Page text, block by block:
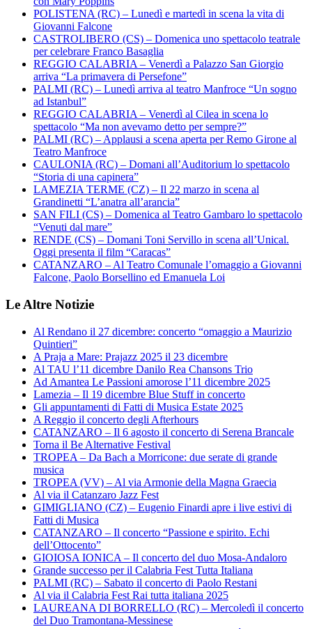
POLISTENA (RC) – Lunedì e martedì in scena la vita di
Giovanni Falcone
CASTROLIBERO (CS) – Domenica uno spettacolo teatrale
per celebrare Franco Basaglia
REGGIO CALABRIA – Venerdì a Palazzo San Giorgio
arriva “La primavera di Persefone”
PALMI (RC) – Lunedì arriva al teatro Manfroce “Un sogno
ad Istanbul”
REGGIO CALABRIA – Venerdì al Cilea in scena lo
spettacolo “Ma non avevamo detto per sempre?”
PALMI (RC) – Applausi a scena aperta per Remo Girone al
Teatro Manfroce
CAULONIA (RC) – Domani all’Auditorium lo spettacolo
“Storia di una capinera”
LAMEZIA TERME (CZ) – Il 22 marzo in scena al
Grandinetti “L’anatra all’arancia”
SAN FILI (CS) – Domenica al Teatro Gambaro lo spettacolo
“Venuti dal mare”
RENDE (CS) – Domani Toni Servillo in scena all’Unical.
Oggi presenta il film “Caracas”
CATANZARO – Al Teatro Comunale l’omaggio a Giovanni
Falcone, Paolo Borsellino ed Emanuela Loi
Le Altre Notizie
Al Rendano il 27 dicembre: concerto “omaggio a Maurizio
Quintieri”
A Praja a Mare: Prajazz 2025 il 23 dicembre
Al TAU l’11 dicembre Danilo Rea Chansons Trio
Ad Amantea Le Passioni amorose l’11 dicembre 2025
Lamezia – Il 19 dicembre Blue Stuff in concerto
Gli appuntamenti di Fatti di Musica Estate 2025
A Reggio il concerto degli Afterhours
CATANZARO – Il 6 agosto il concerto di Serena Brancale
Torna il Be Alternative Festival
TROPEA – Da Bach a Morricone: due serate di grande
musica
TROPEA (VV) – Al via Armonie della Magna Graecia
Al via il Catanzaro Jazz Fest
GIMIGLIANO (CZ) – Eugenio Finardi apre i live estivi di
Fatti di Musica
CATANZARO – Il concerto “Passione e spirito. Echi
dell’Ottocento”
GIOIOSA IONICA – Il concerto del duo Mosa-Andaloro
Grande successo per il Calabria Fest Tutta Italiana
PALMI (RC) – Sabato il concerto di Paolo Restani
Al via il Calabria Fest Rai tutta italiana 2025
LAUREANA DI BORRELLO (RC) – Mercoledì il concerto
del Duo Tramontana-Messinese